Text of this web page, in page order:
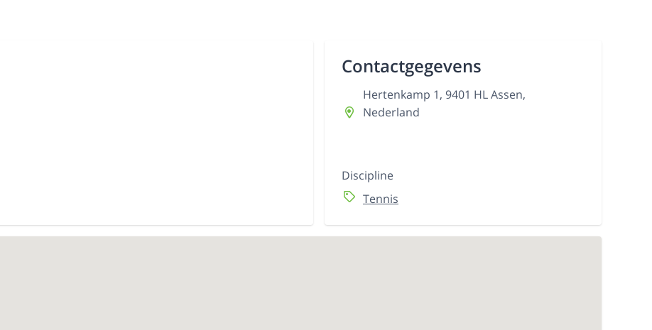
Contactgegevens
Hertenkamp 1, 9401 HL Assen,
Nederland
Discipline
Tennis